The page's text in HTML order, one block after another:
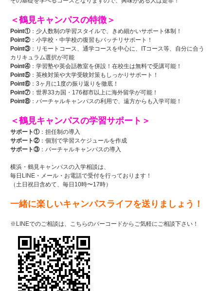
＜鶴見キャンパスの特徴＞
Point① ：少人数制の学習スタイルで、きめ細かいサポート体制！
Point② ：小学校・中学校の復習もバッチリサポート！
Point③ ：リモートコース、通学コースを中心に、ITコース等、自分に合う
カリキュラム選択が可能
Point④ ：学習塾や英会話教室を併設！在校生は無料で受講可能！
Point⑤ ：英検対策や大学受験対策もしっかりサポート！
Point⑥ ：3ヶ月に1度の振り返りを徹底！
Point⑦ ：世界33カ国・176都市以上に海外留学が可能！
Point⑧ ：バーチャルキャンパスの利用で、遠方からも入学可能！
＜鶴見キャンパスの学習サポート＞
サポート① ：担任制の導入
サポート② ：個別で学習スケジュールを作成
サポート③ ：バーチャルキャンパスの導入
横浜・鶴見キャンパスの入学相談は、
毎日LINE・メール・お電話で受付を行っております！
（土日祝日含めて、毎日10時〜17時）
一緒に楽しいキャンパスライフを送りましょう！
※LINEでのご相談は、こちらのバーコードからご気軽にご相談下さい！